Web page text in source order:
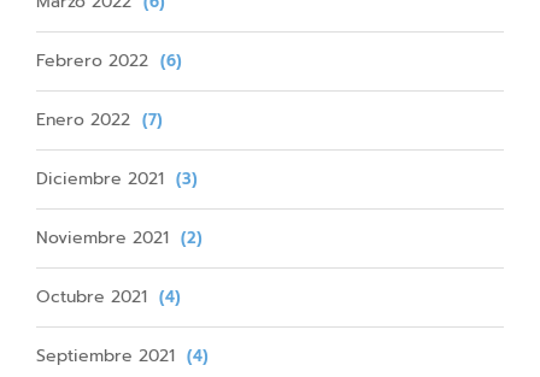
Febrero 2022 (6)
Enero 2022 (7)
Diciembre 2021 (3)
Noviembre 2021 (2)
Octubre 2021 (4)
Septiembre 2021 (4)